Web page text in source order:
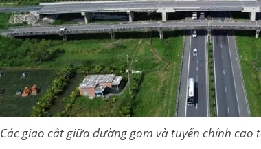
Các giao cắt giữa đường gom và tuyến chính cao